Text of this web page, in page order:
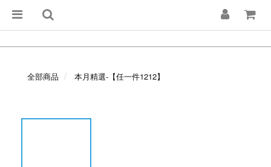
全部商品 本月精選-【任一件1212】